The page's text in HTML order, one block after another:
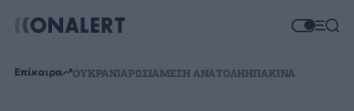
Επίκαιρα ΟΥΚΡΑΝΙΑΡΩΣΙΑΜΕΣΗ ΑΝΑΤΟΛΗΗΠΑΚΙΝΑ